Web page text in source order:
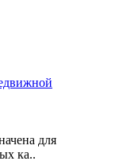
для
ка..